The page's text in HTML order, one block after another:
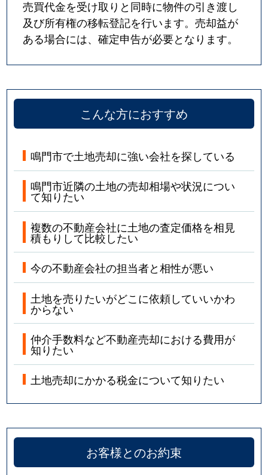
売買代金を受け取りと同時に物件の引き渡し
及び所有権の移転登記を行います。売却益が
ある場合には、確定申告が必要となります。
こんな方におすすめ
鳴門市で土地売却に強い会社を探している
鳴門市近隣の土地の売却相場や状況につい
て知りたい
複数の不動産会社に土地の査定価格を相見
積もりして比較したい
今の不動産会社の担当者と相性が悪い
土地を売りたいがどこに依頼していいかわ
からない
仲介手数料など不動産売却における費用が
知りたい
土地売却にかかる税金について知りたい
お客様とのお約束